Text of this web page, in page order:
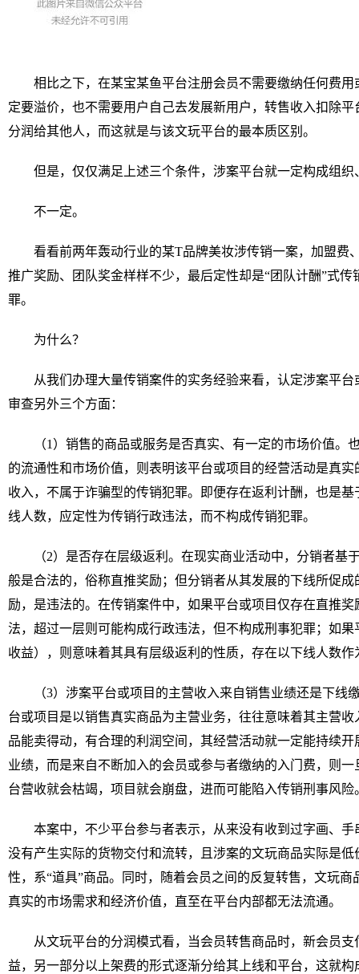
相比之下，在某宝某鱼平台注册会员不需要缴纳任何费
定要溢价，也不需要用户自己去发展新用户，转售收入扣除
分润给其他人，而这就是与该文玩平台的最本质区别。
但是，仅仅满足上述三个条件，涉案平台就一定构成组
不一定。
看看前两年轰动行业的某T品牌美妆涉传销一案，加盟费
推广奖励、团队奖金样样不少，最后定性却是“团队计酬”式
罪。
为什么？
从我们办理大量传销案件的实务经验来看，认定涉案平
审查另外三个方面：
（1）销售的商品或服务是否真实、有一定的市场价值。
的流通性和市场价值，则表明该平台或项目的经营活动是真
收入，不属于诈骗型的传销犯罪。即便存在返利计酬，也是
线人数，应定性为传销行政违法，而不构成传销犯罪。
（2）是否存在层级返利。在现实商业活动中，分销者基
般是合法的，俗称直推奖励；但分销者从其发展的下线所促
励，是违法的。在传销案件中，如果平台或项目仅存在直推
法，超过一层则可能构成行政违法，但不构成刑事犯罪；如
收益），则意味着其具有层级返利的性质，存在以下线人数
（3）涉案平台或项目的主营收入来自销售业绩还是下线
台或项目是以销售真实商品为主营业务，往往意味着其主营
品能卖得动，有合理的利润空间，其经营活动就一定能持续
业绩，而是来自不断加入的会员或参与者缴纳的入门费，则
台营收就会枯竭，项目就会崩盘，进而可能陷入传销刑事风
本案中，不少平台参与者表示，从来没有收到过字画、
没有产生实际的货物交付和流转，且涉案的文玩商品实际是
性，系“道具”商品。同时，随着会员之间的反复转售，文玩
真实的市场需求和经济价值，直至在平台内部都无法流通。
从文玩平台的分润模式看，当会员转售商品时，新会员
益，另一部分以上架费的形式逐渐分给其上线和平台，这就构